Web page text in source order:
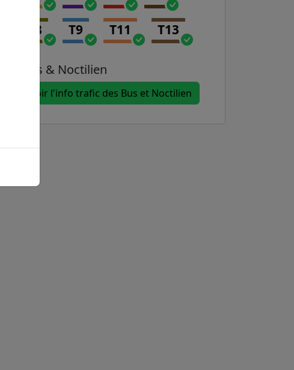
T8 T9 T11 T13
Bus & Noctilien
Voir l'info trafic des Bus et Noctilien